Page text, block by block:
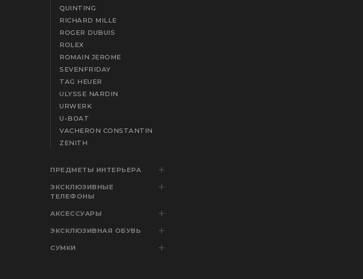
QUINTING
RICHARD MILLE
ROGER DUBUIS
ROLEX
ROMAIN JEROME
SEVENFRIDAY
TAG HEUER
ULYSSE NARDIN
URWERK
U-BOAT
VACHERON CONSTANTIN
ZENITH
ПРЕДМЕТЫ ИНТЕРЬЕРА
ЭКСКЛЮЗИВНЫЕ
ТЕЛЕФОНЫ
АКСЕССУАРЫ
ЭКСКЛЮЗИВНАЯ ОБУВЬ
СУМКИ